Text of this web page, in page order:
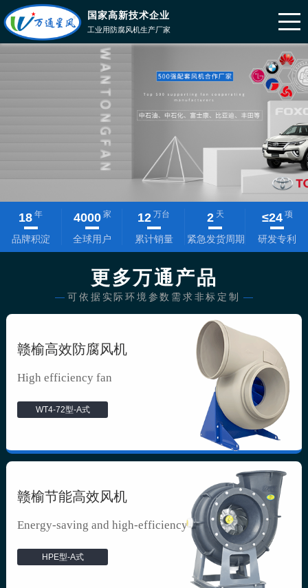
国家高新技术企业
工业用防腐风机生产厂家
18 年
品牌积淀
4000家
全球用户
12 万台
累计销量
2 天
紧急发货周期
≤24 项
研发专利
更多万通产品
— 可依据实际环境参数需求非标定制 —
赣榆高效防腐风机
High efficiency fan
WT4-72型-A式
赣榆节能高效风机
Energy-saving and high-efficiency f...
HPE型-A式